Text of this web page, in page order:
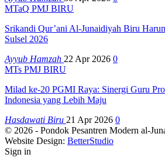
MTaQ PMJ BIRU
Srikandi Qur’ani Al-Junaidiyah Biru
Sulsel 2026
Ayyub Hamzah 22 Apr 2026 0
MTs PMJ BIRU
Milad ke-20 PGMI Raya: Sinergi Guru
Indonesia yang Lebih Maju
Hasdawati Biru 21 Apr 2026 0
© 2026 - Pondok Pesantren Modern al-
Website Design: BetterStudio
Sign in